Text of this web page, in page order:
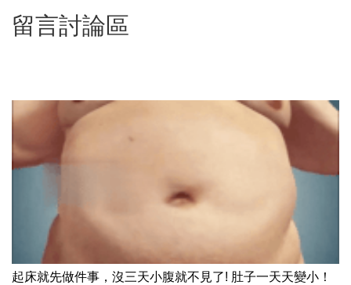
留言討論區
起床就先做件事，沒三天小腹就不見了! 肚子一天天變小！